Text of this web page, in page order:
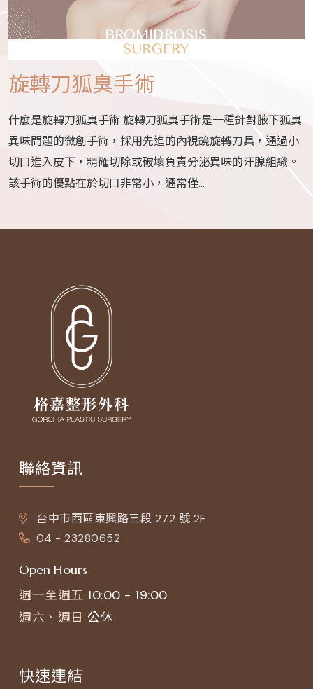
旋轉刀狐臭手術
什麼是旋轉刀狐臭手術 旋轉刀狐臭手術是一種針對腋下狐臭
異味問題的微創手術，採用先進的內視鏡旋轉刀具，通過小
切口進入皮下，精確切除或破壞負責分泌異味的汗腺組織。
該手術的優點在於切口非常小，通常僅...
聯絡資訊
台中市西區東興路三段 272 號 2F
04 - 23280652
Open Hours
週一至週五 10:00 - 19:00
週六、週日 公休
快速連結